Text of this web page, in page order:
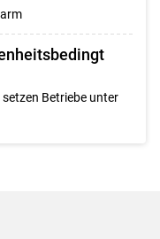
Betriebe unter